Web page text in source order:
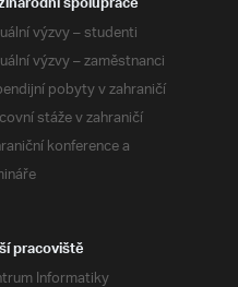
výzvy – studenti
výzvy – zaměstnanci
pobyty v zahraničí
stáže v zahraničí
konference a
pracoviště
Informatiky